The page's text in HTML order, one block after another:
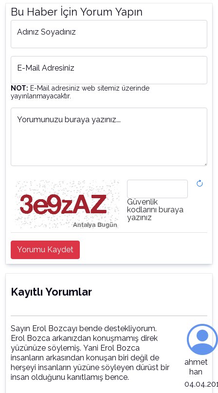
Bu Haber İçin Yorum Yapın
Adınız Soyadınız
E-Mail Adresiniz
NOT: E-Mail adresiniz web sitemiz üzerinde
yayınlanmayacaktır.
Yorumunuzu buraya yazınız...
Güvenlik
kodlarını buraya
yazınız
Yorumu Kaydet
Kayıtlı Yorumlar
Sayın Erol Bozcayı bende destekliyorum.
Erol Bozca arkanızdan konuşmamış direk
yüzünüze söylemiş. Yani Erol Bozca
insanların arkasından konuşan biri değil de
herşeyi insanların yüzüne söyleyen dürüst bir
insan olduğunu kanıtlamış bence.
ahmet
han